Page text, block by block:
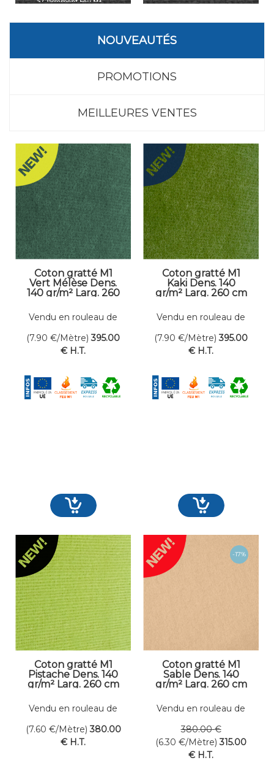
NOUVEAUTÉS
PROMOTIONS
MEILLEURES VENTES
Coton gratté M1
Vert Mélèse Dens.
140 gr/m² Larg. 260
Vendu en rouleau de
(7.90 €/Mètre) 395.00
€ H.T.
Coton gratté M1
Kaki Dens. 140
gr/m² Larg. 260 cm
Vendu en rouleau de
(7.90 €/Mètre) 395.00
€ H.T.
Coton gratté M1
Pistache Dens. 140
gr/m² Larg. 260 cm
Vendu en rouleau de
(7.60 €/Mètre) 380.00
€ H.T.
Coton gratté M1
Sable Dens. 140
gr/m² Larg. 260 cm
Vendu en rouleau de
380.00 €
(6.30 €/Mètre) 315.00
€ H.T.